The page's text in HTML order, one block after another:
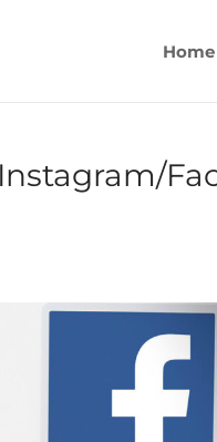
Home